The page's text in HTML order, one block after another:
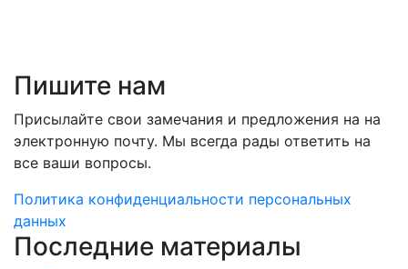
Пишите нам
Присылайте свои замечания и предложения на на
электронную почту. Мы всегда рады ответить на
все ваши вопросы.
Политика конфиденциальности персональных
данных
Последние материалы